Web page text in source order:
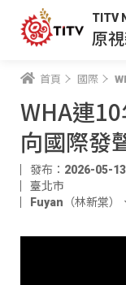
TITV
原
首頁 國際
WHA連
向國際發
發布：2026-05-
臺北市
Fuyan（林新棠）